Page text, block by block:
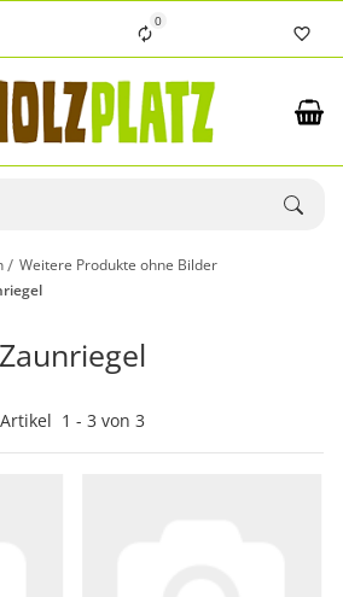
0
Weitere Produkte ohne Bilder
Zaunriegel
Artikel 1 - 3 von 3